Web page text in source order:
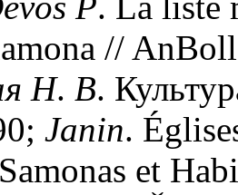
//
Н. В.
Janin.
et